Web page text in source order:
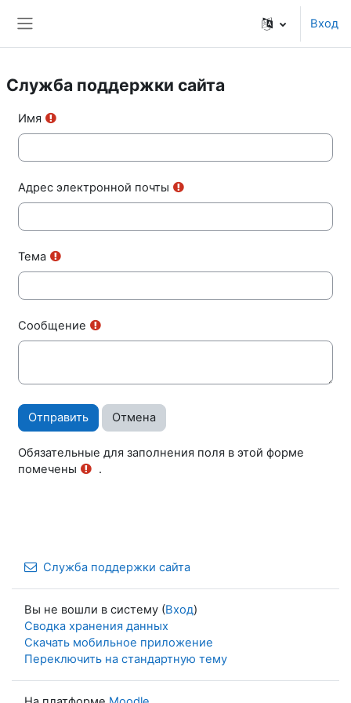
Вход
Служба поддержки сайта
Имя
Адрес электронной почты
Тема
Сообщение
Обязательные для заполнения поля в этой форме
помечены
.
Служба поддержки сайта
Вы не вошли в систему (Вход)
Сводка хранения данных
Скачать мобильное приложение
Переключить на стандартную тему